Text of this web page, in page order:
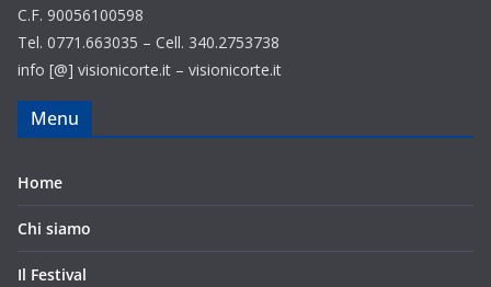
C.F. 90056100598
Tel. 0771.663035 – Cell. 340.2753738
info [@] visionicorte.it – visionicorte.it
Menu
Home
Chi siamo
Il Festival